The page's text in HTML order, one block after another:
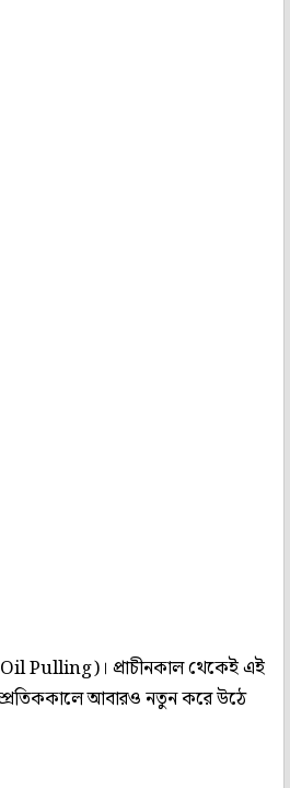
Pulling)। প্রাচীনকাল থেকেই এই
আবারও নতুন করে উঠে